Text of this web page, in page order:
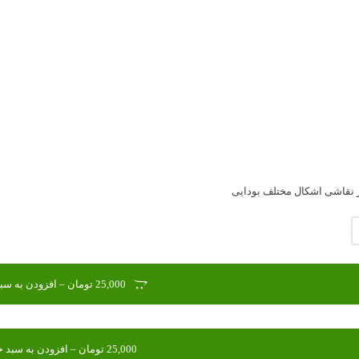
نقاشی اشکال مختلف بودایی
25,000 تومان – افزودن به سبد خرید